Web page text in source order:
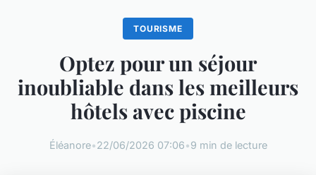
TOURISME
Optez pour un séjour
inoubliable dans les meilleurs
hôtels avec piscine
Éléanore•22/06/2026 07:06•9 min de lecture